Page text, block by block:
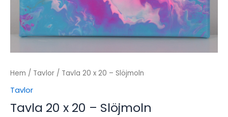
Hem / Tavlor / Tavla 20 x 20 – Slöjmoln
Tavlor
Tavla 20 x 20 – Slöjmoln